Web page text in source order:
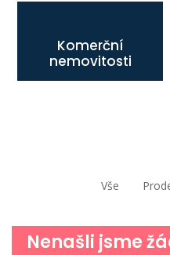
Komerční
nemovitosti
Vše
Nenašli jsme